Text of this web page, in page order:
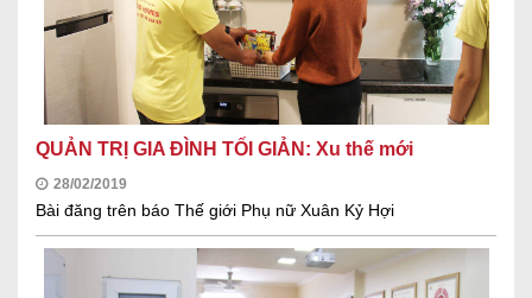
QUẢN TRỊ GIA ĐÌNH TỐI GIẢN: Xu thế mới
28/02/2019
Bài đăng trên báo Thế giới Phụ nữ Xuân Kỷ Hợi